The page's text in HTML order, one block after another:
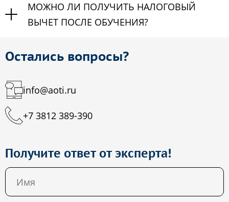
МОЖНО ЛИ ПОЛУЧИТЬ НАЛОГОВЫЙ
ВЫЧЕТ ПОСЛЕ ОБУЧЕНИЯ?
Остались вопросы?
info@aoti.ru
+7 3812 389-390
Получите ответ от эксперта!